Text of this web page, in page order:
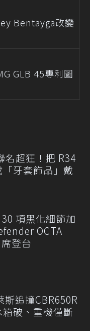
Bentayga改變
GLB 45專利圖
名超狂！把 R34
牙套飾品」戴
項黑化細節加
OCTA
登台
斯追撞CBR650R
破、重機僅斷